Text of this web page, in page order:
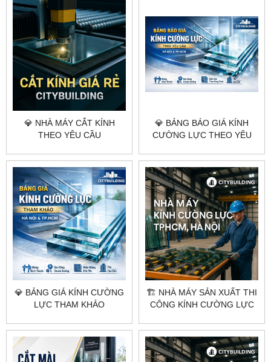
💎 NHÀ MÁY CẮT KÍNH
THEO YÊU CẦU
TP.HCM
💎 BẢNG BÁO GIÁ KÍNH
CƯỜNG LỰC THEO YÊU
TP.HCM
💎 BẢNG GIÁ KÍNH CƯỜNG
LỰC THAM KHẢO
TP.HCM
🏗️ NHÀ MÁY SẢN XUẤT THI
CÔNG KÍNH CƯỜNG LỰC
CITYBUILDING